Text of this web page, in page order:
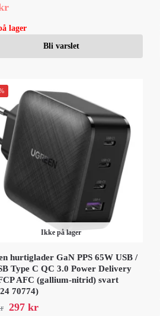
lager
Bli varslet
Ikke på lager
hurtiglader GaN PPS 65W USB /
Type C QC 3.0 Power Delivery
AFC (gallium-nitrid) svart
70774)
297 kr